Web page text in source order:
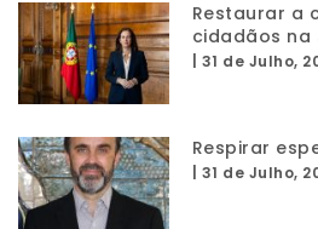
Restaurar a
cidadãos na
31 de Julho,
Respirar
31 de Julho,